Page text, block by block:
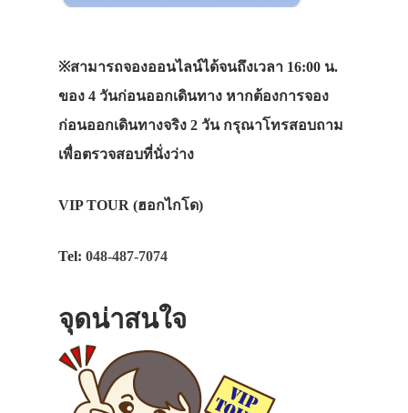
※สามารถจองออนไลน์ได้จนถึงเวลา 16:00 น.
ของ 4 วันก่อนออกเดินทาง หากต้องการจอง
ก่อนออกเดินทางจริง 2 วัน กรุณาโทรสอบถาม
เพื่อตรวจสอบที่นั่งว่าง
VIP TOUR (ฮอกไกโด)
Tel: 048-487-7074
จุดน่าสนใจ